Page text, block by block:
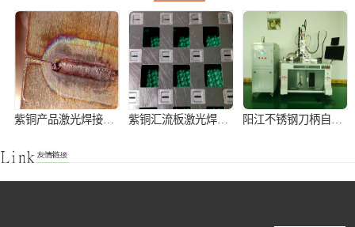
紫铜产品激光焊接加工 紫铜汇流板激光焊接加工 阳江不锈钢刀柄自动激光焊接机